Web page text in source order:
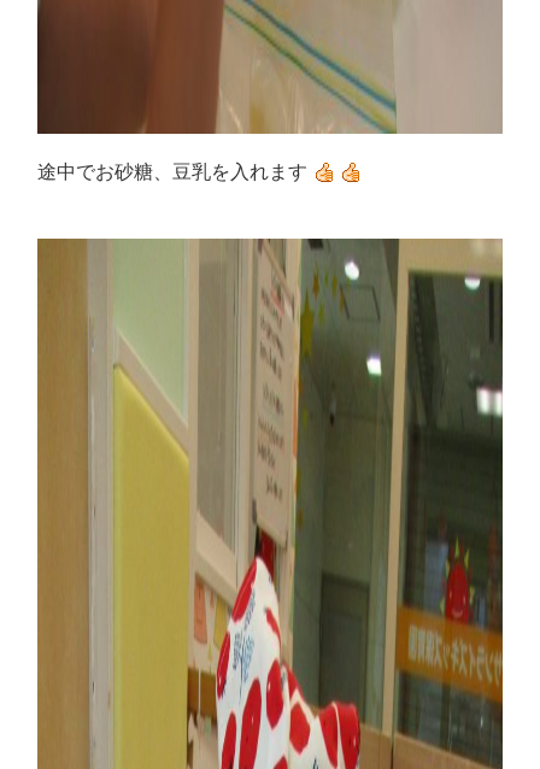
途中でお砂糖、豆乳を入れます